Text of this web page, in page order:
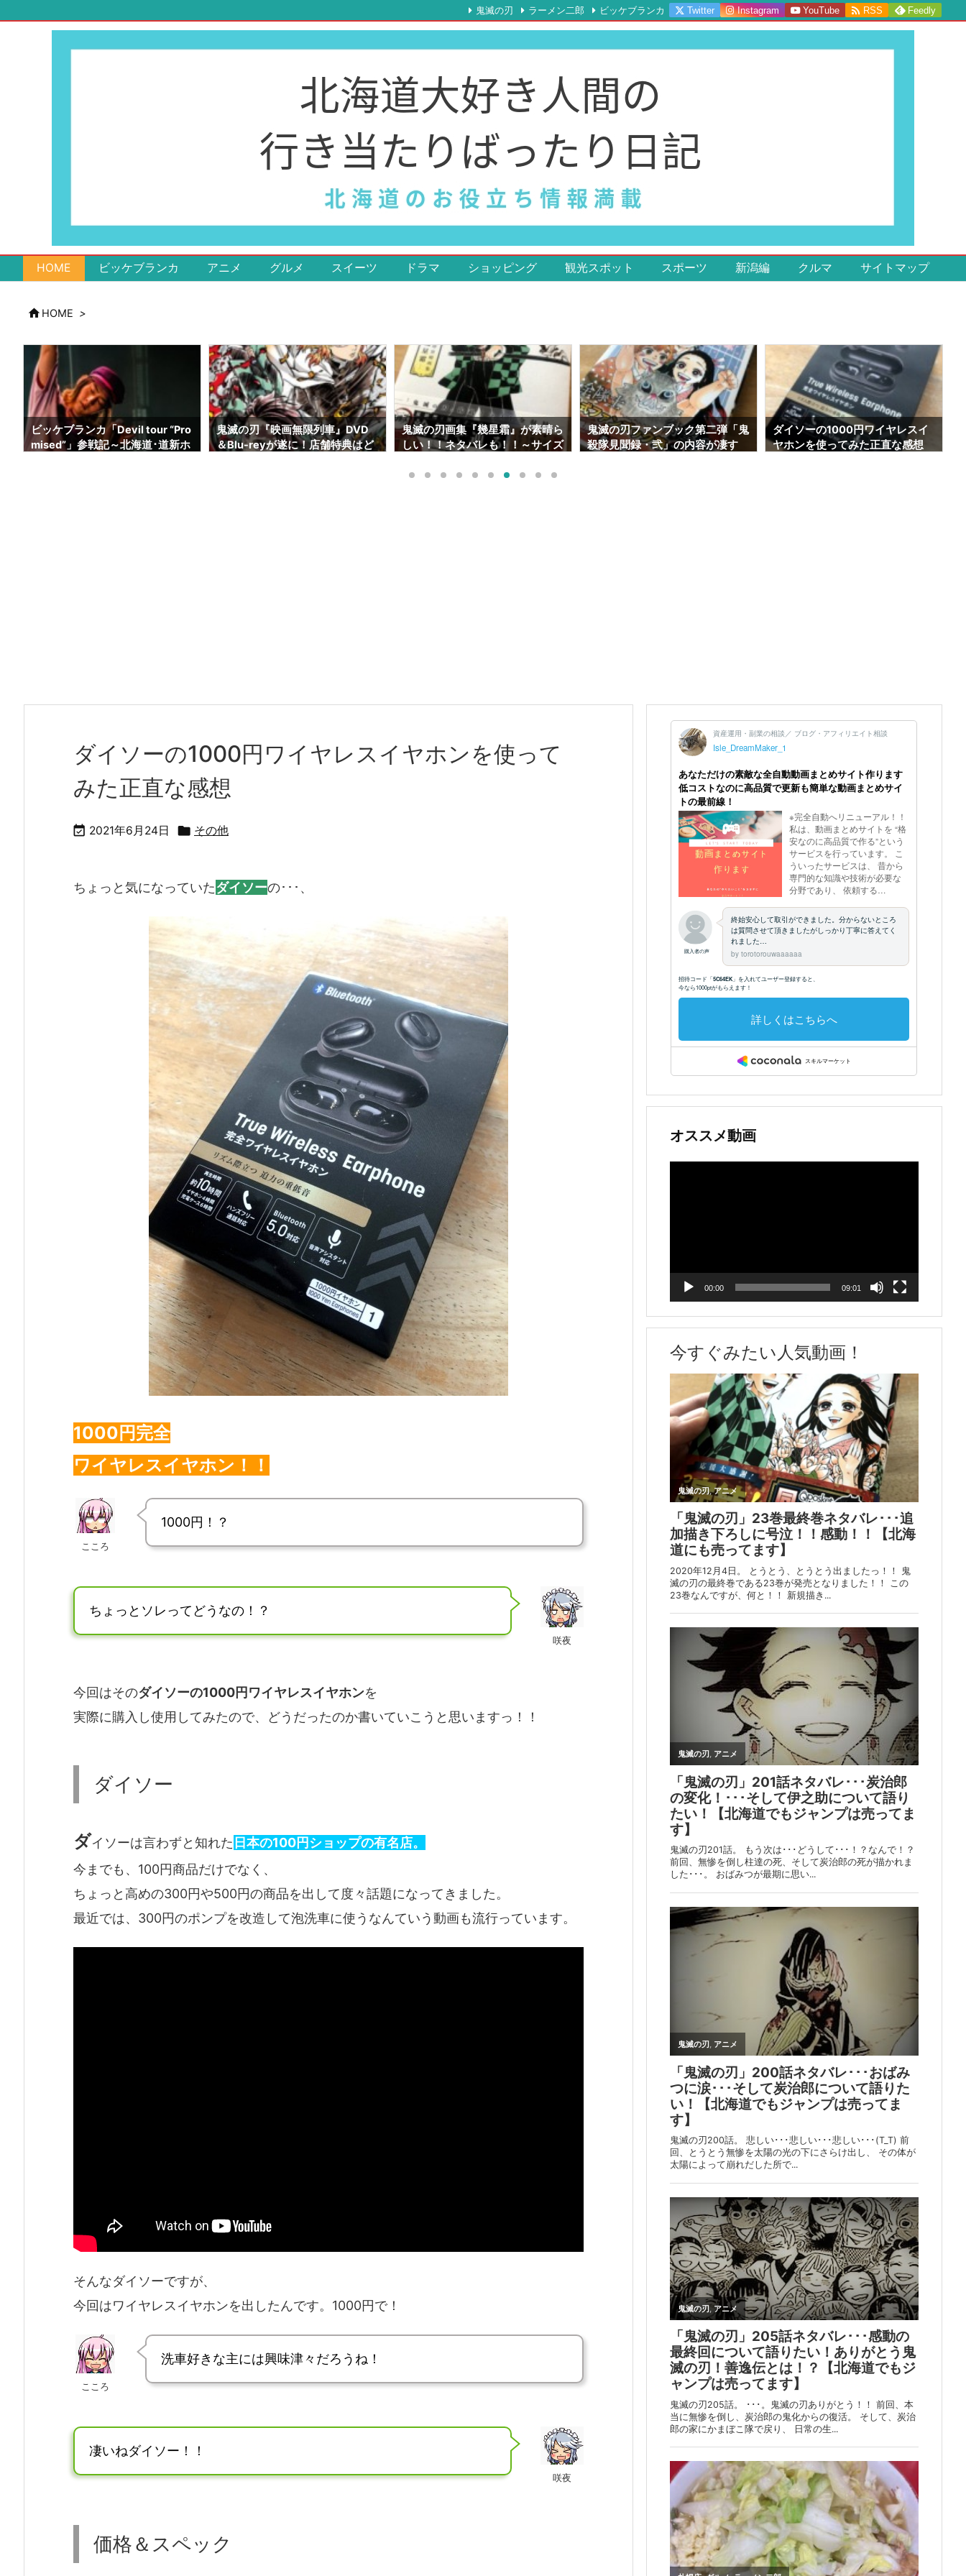
HOME ビッケブランカ アニメ グルメ スイーツ ドラマ ショッピング 観光スポット スポーツ 新潟編 クルマ サイトマップ
鬼滅の刃 ラーメン二郎 ビッケブランカ Twitter Instagram YouTube  RSS Feedly
 HOME >
ビッケブランカ「Devil tour “Pro
mised”」参戦記～北海道･道新ホ
鬼滅の刃『映画無限列車』DVD
＆Blu-reyが遂に！店舗特典はど
鬼滅の刃画集『幾星霜』が素晴ら
しい！！ネタバレも！！～サイズ
す】
鬼滅の刃ファンブック第二弾「鬼
殺隊見聞録・弐」の内容が凄す
ダイソーの1000円ワイヤレスイ
ヤホンを使ってみた正直な感想
ダイソーの1000円ワイヤレスイヤホンを使って
みた正直な感想
 2021年6月24日  その他
ちょっと気になっていたダイソーの･･･、
1000円完全
ワイヤレスイヤホン！！
こころ
1000円！？
咲夜
ちょっとソレってどうなの！？
今回はそのダイソーの1000円ワイヤレスイヤホンを
実際に購入し使用してみたので、どうだったのか書いていこうと思いますっ！！
ダイソー
ダイソーは言わずと知れた 日本の100円ショップの有名店。
今までも、100円商品だけでなく、
ちょっと高めの300円や500円の商品を出して度々話題になってきました。
最近では、300円のポンプを改造して泡洗車に使うなんていう動画も流行っています。
そんなダイソーですが、
今回はワイヤレスイヤホンを出したんです。1000円で！
こころ
洗車好きな主には興味津々だろうね！
咲夜
凄いねダイソー！！
価格＆スペック
オススメ動画
00:00 09:01
今すぐみたい人気動画！